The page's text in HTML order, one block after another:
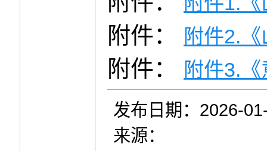
附件： 附件2.
附件： 附件3.
发布日期：2026-
来源：